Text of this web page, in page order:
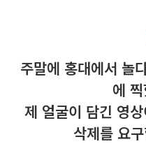
주말에 홍대에서 놀
에
제 얼굴이 담긴 영
삭제를 요